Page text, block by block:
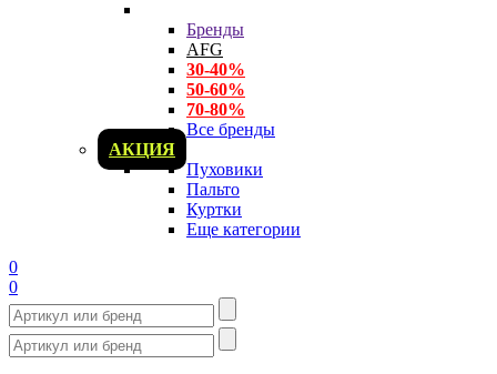
Бренды
AFG
30-40%
50-60%
70-80%
Все бренды
АКЦИЯ
Пуховики
Пальто
Куртки
Еще категории
0
0